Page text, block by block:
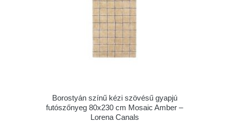
Borostyán színű kézi szövésű gyapjú
futószőnyeg 80x230 cm Mosaic Amber –
Lorena Canals